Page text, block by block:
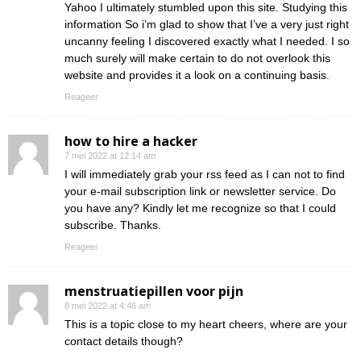
Yahoo I ultimately stumbled upon this site. Studying this
information So i’m glad to show that I’ve a very just right
uncanny feeling I discovered exactly what I needed. I so
much surely will make certain to do not overlook this
website and provides it a look on a continuing basis.
Reageer
how to hire a hacker
7 mei 2022 at 12:14 am
I will immediately grab your rss feed as I can not to find
your e-mail subscription link or newsletter service. Do
you have any? Kindly let me recognize so that I could
subscribe. Thanks.
Reageer
menstruatiepillen voor pijn
8 mei 2022 at 4:46 am
This is a topic close to my heart cheers, where are your
contact details though?